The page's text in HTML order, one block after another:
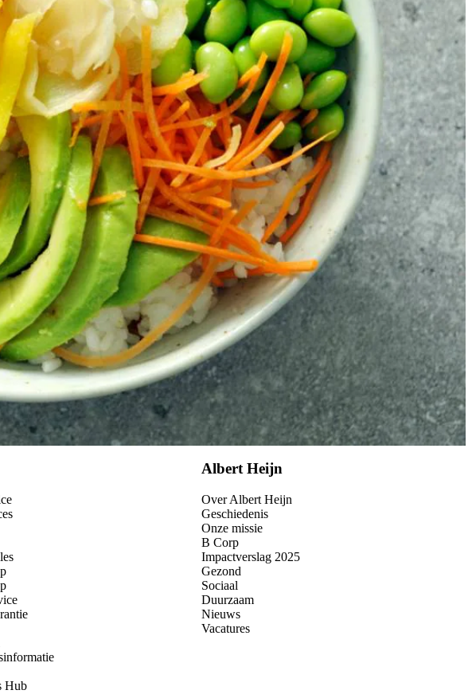
Hub
Albert Heijn
Over Albert Heijn
Geschiedenis
Onze missie
B Corp
Impactverslag 2025
Gezond
Sociaal
Duurzaam
Nieuws
Vacatures